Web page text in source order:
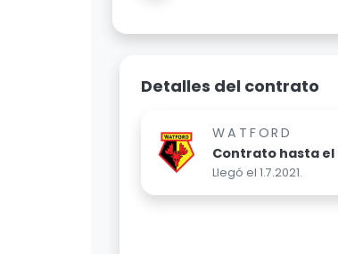
Detalles del contrato
WATFORD
Contrato hasta el
Llegó el 1.7.2021.